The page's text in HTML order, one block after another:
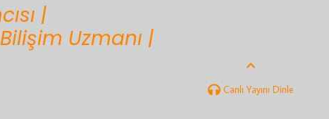
|
Uzmanı |
Canlı Yayını Dinle